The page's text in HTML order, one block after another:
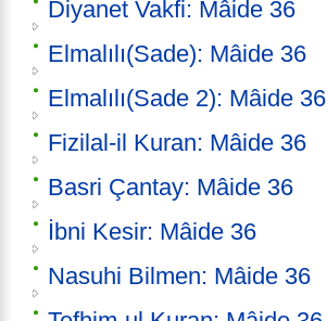
Diyanet Vakfi: Mâide 36
Elmalılı(Sade): Mâide 36
Elmalılı(Sade 2): Mâide 36
Fizilal-il Kuran: Mâide 36
Basri Çantay: Mâide 36
İbni Kesir: Mâide 36
Nasuhi Bilmen: Mâide 36